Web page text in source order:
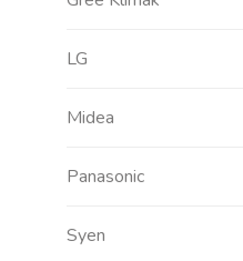
LG
Midea
Panasonic
Syen